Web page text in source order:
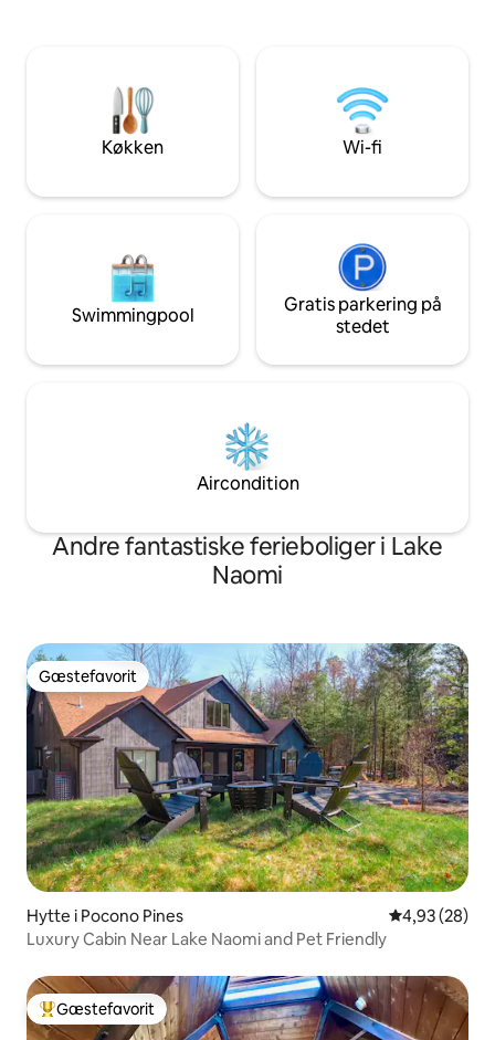
at slappe af, når det ikke er for koldt
udenfor. Minimum til leje er 25. Township
Registration #011242
opholdet. Højst 8
Køkken Wi-fi
Swimmingpool
Gratis parkering på
stedet
Aircondition
Andre fantastiske ferieboliger i Lake
Naomi
Gæstefavorit
Gæstefavorit
Hytte i Pocono Pines 4,93 ud af 5 i
4,93 (28)
Luxury Cabin Near Lake Naomi and Pet Friendly
Bedste gæstefavorit
Gæstefavorit